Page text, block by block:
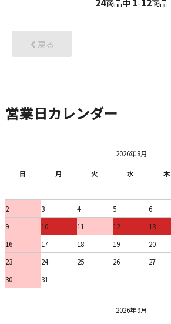
商品中 - 商品
戻る
営業日カレンダー
2026年8月
日
月 火 水 木
2
3 4 5 6
9
10 11 12 13
16
17 18 19 20
23
24 25 26 27
30
31
2026年9月